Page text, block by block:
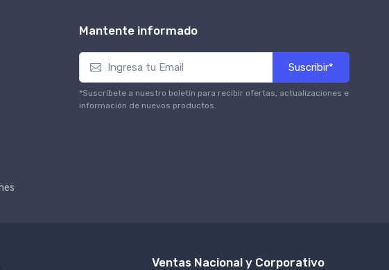
Mantente informado
Suscribir*
*Suscríbete a nuestro boletín para recibir ofertas, actualizaciones e
información de nuevos productos.
Ventas Nacional y Corporativo